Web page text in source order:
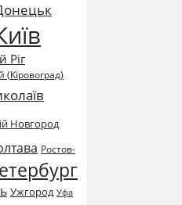
Ріг
Новгород
Ростов-
Ужгород Уфа